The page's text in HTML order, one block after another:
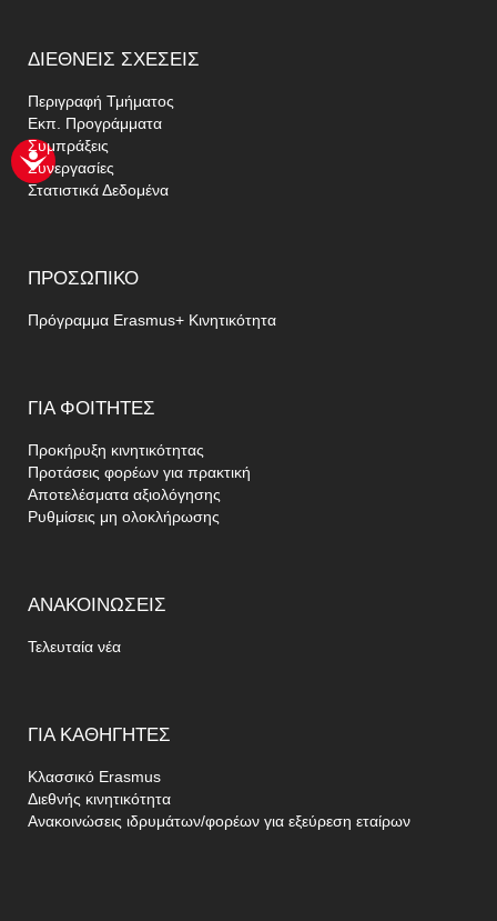
ΔΙΕΘΝΕΊΣ ΣΧΈΣΕΙΣ
Περιγραφή Τμήματος
Εκπ. Προγράμματα
Συμπράξεις
Συνεργασίες
Στατιστικά Δεδομένα
ΠΡΟΣΩΠΙΚΌ
Πρόγραμμα Erasmus+ Κινητικότητα
ΓΙΑΦΟΙΤΗΤΈΣ
Προκήρυξη κινητικότητας
Προτάσεις φορέων για πρακτική
Αποτελέσματα αξιολόγησης
Ρυθμίσεις μη ολοκλήρωσης
ΑΝΑΚΟΙΝΏΣΕΙΣ
Τελευταία νέα
ΓΙΑΚΑΘΗΓΗΤΈΣ
Κλασσικό Erasmus
Διεθνής κινητικότητα
Ανακοινώσεις ιδρυμάτων/φορέων για εξεύρεση εταίρων